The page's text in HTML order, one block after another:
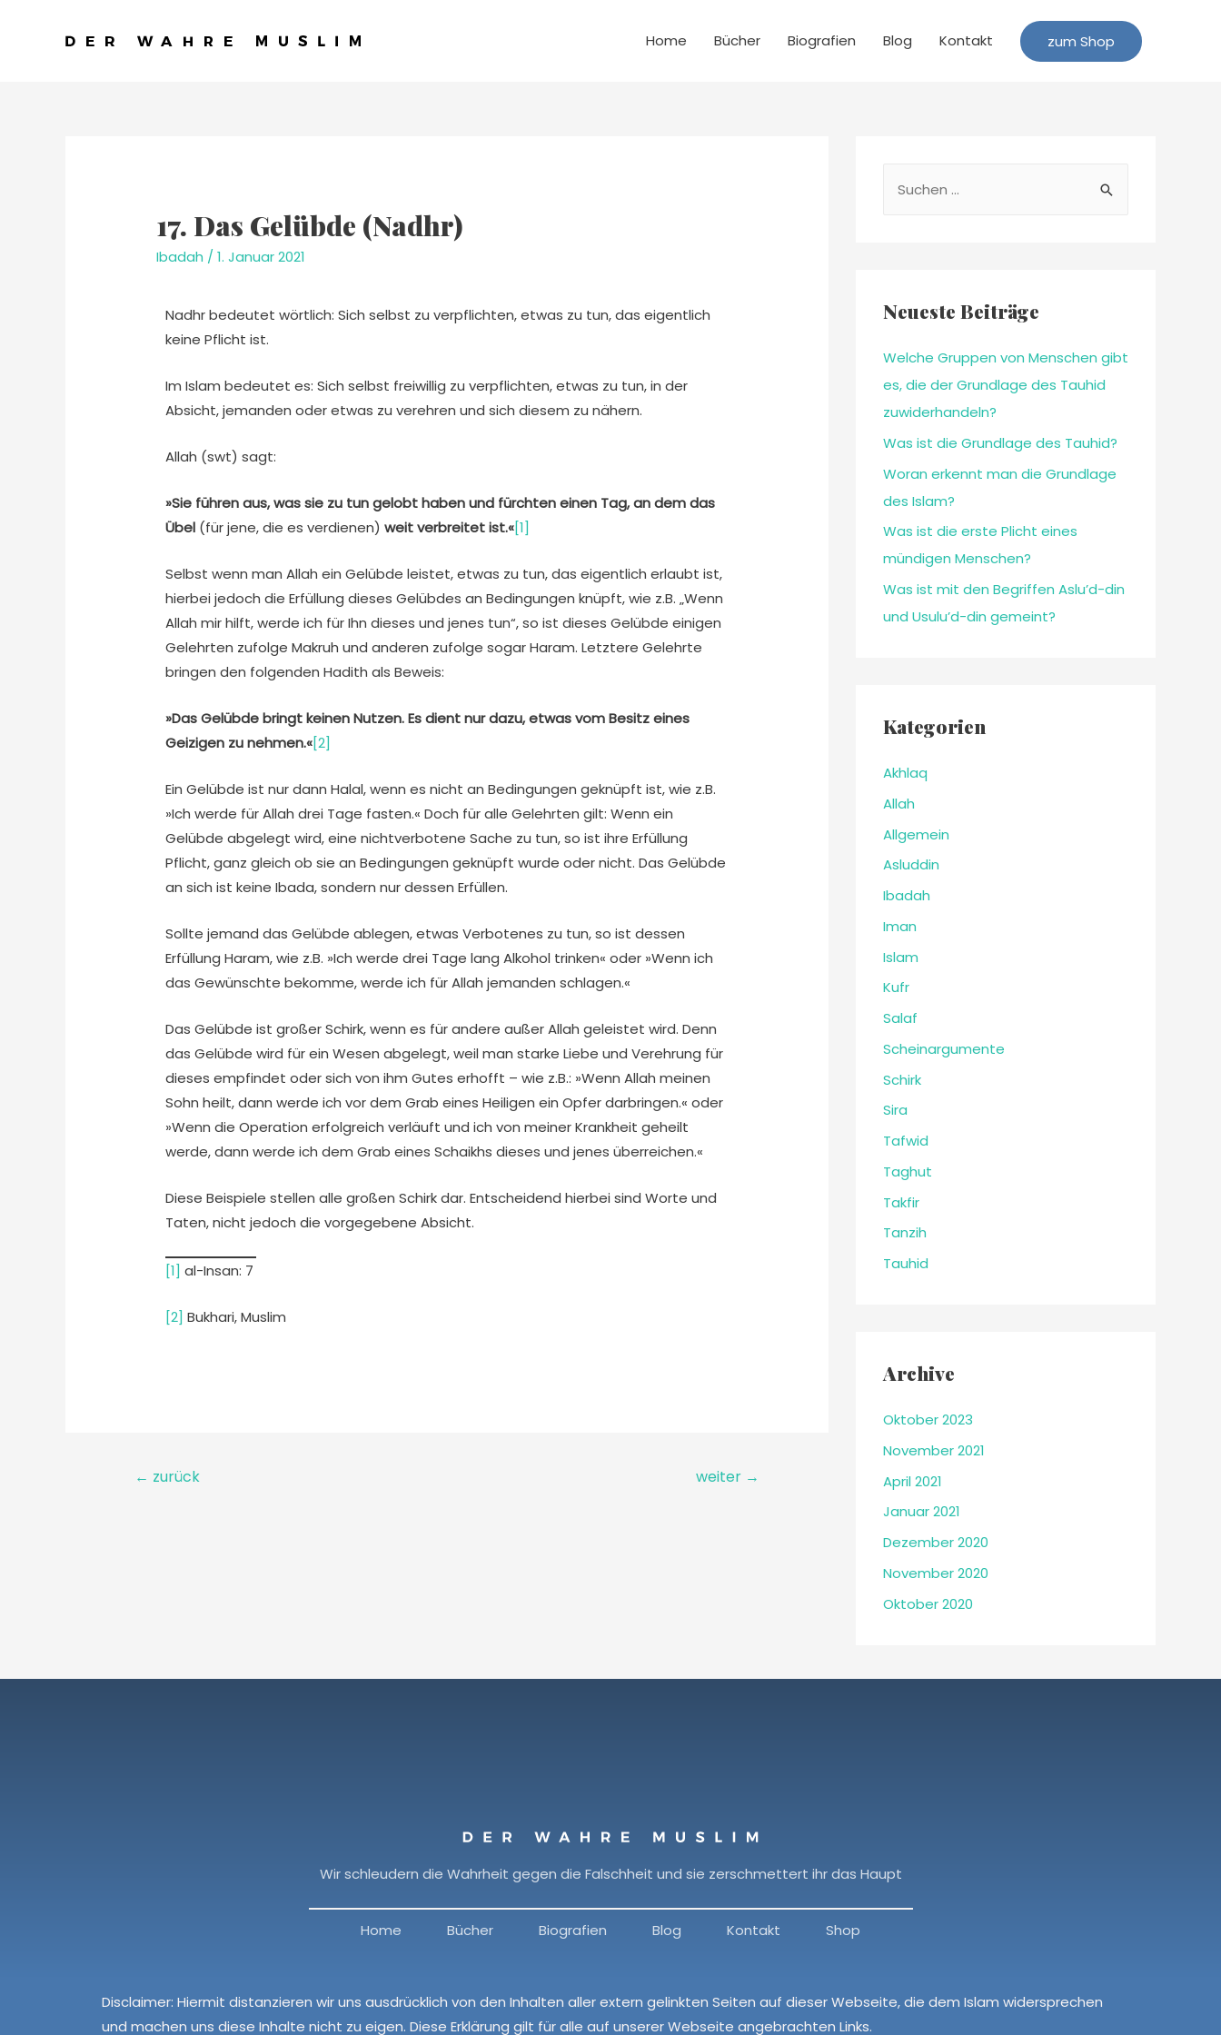
Home Bücher Biografien Blog Kontakt zum Shop
17. Das Gelübde (Nadhr)
Ibadah /1. Januar 2021
Nadhr bedeutet wörtlich: Sich selbst zu verpflichten, etwas zu tun, das eigentlich
keine Pflicht ist.
Im Islam bedeutet es: Sich selbst freiwillig zu verpflichten, etwas zu tun, in der
Absicht, jemanden oder etwas zu verehren und sich diesem zu nähern.
Allah (swt) sagt:
»Sie führen aus, was sie zu tun gelobt haben und fürchten einen Tag, an dem das
Übel (für jene, die es verdienen) weit verbreitet ist.«[1]
Selbst wenn man Allah ein Gelübde leistet, etwas zu tun, das eigentlich erlaubt ist,
hierbei jedoch die Erfüllung dieses Gelübdes an Bedingungen knüpft, wie z.B. „Wenn
Allah mir hilft, werde ich für Ihn dieses und jenes tun“, so ist dieses Gelübde einigen
Gelehrten zufolge Makruh und anderen zufolge sogar Haram. Letztere Gelehrte
bringen den fol­genden Hadith als Beweis:
»Das Gelübde bringt keinen Nutzen. Es dient nur dazu, etwas vom Besitz eines
Geizigen zu nehmen.«[2]
Ein Gelübde ist nur dann Halal, wenn es nicht an Bedingungen geknüpft ist, wie z.B.
»Ich werde für Allah drei Tage fasten.« Doch für alle Gelehrten gilt: Wenn ein
Gelübde abgelegt wird, eine nichtverbotene Sache zu tun, so ist ihre Erfüllung
Pflicht, ganz gleich ob sie an Bedingungen geknüpft wurde oder nicht. Das Gelübde
an sich ist keine Ibada, sondern nur dessen Erfüllen.
Sollte jemand das Gelübde ablegen, etwas Verbotenes zu tun, so ist dessen
Erfüllung Haram, wie z.B. »Ich werde drei Tage lang Alkohol trinken« oder »Wenn ich
das Gewünschte bekomme, werde ich für Allah jemanden schlagen.«
Das Gelübde ist großer Schirk, wenn es für andere außer Allah geleistet wird. Denn
das Gelübde wird für ein Wesen abgelegt, weil man starke Liebe und Verehrung für
dieses empfindet oder sich von ihm Gutes erhofft – wie z.B.: »Wenn Allah meinen
Sohn heilt, dann werde ich vor dem Grab eines Heiligen ein Opfer darbringen.« oder
»Wenn die Operation erfolgreich verläuft und ich von meiner Krankheit geheilt
werde, dann werde ich dem Grab eines Schaikhs dieses und jenes überreichen.«
Diese Beispiele stellen alle großen Schirk dar. Entscheidend hierbei sind Worte und
Taten, nicht jedoch die vorgegebene Absicht.
[1] al-Insan: 7
[2] Bukhari, Muslim
← zurück weiter →
Neueste Beiträge
Welche Gruppen von Menschen gibt
es, die der Grundlage des Tauhid
zuwiderhandeln?
Was ist die Grundlage des Tauhid?
Woran erkennt man die Grundlage
des Islam?
Was ist die erste Plicht eines
mündigen Menschen?
Was ist mit den Begriffen Aslu’d-din
und Usulu’d-din gemeint?
Kategorien
Akhlaq
Allah
Allgemein
Asluddin
Ibadah
Iman
Islam
Kufr
Salaf
Scheinargumente
Schirk
Sira
Tafwid
Taghut
Takfir
Tanzih
Tauhid
Archive
Oktober 2023
November 2021
April 2021
Januar 2021
Dezember 2020
November 2020
Oktober 2020
Wir schleudern die Wahrheit gegen die Falschheit und sie zerschmettert ihr das Haupt
Home Bücher Biografien Blog Kontakt Shop
Disclaimer: Hiermit distanzieren wir uns ausdrücklich von den Inhalten aller extern gelinkten Seiten auf dieser Webseite, die dem Islam widersprechen
und machen uns diese Inhalte nicht zu eigen. Diese Erklärung gilt für alle auf unserer Webseite angebrachten Links.